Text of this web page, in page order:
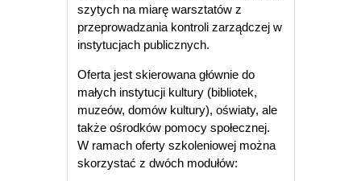
szytych na miarę warsztatów z
przeprowadzania kontroli zarządczej w
instytucjach publicznych.
Oferta jest skierowana głównie do
małych instytucji kultury (bibliotek,
muzeów, domów kultury), oświaty, ale
także ośrodków pomocy społecznej.
W ramach oferty szkoleniowej można
skorzystać z dwóch modułów: